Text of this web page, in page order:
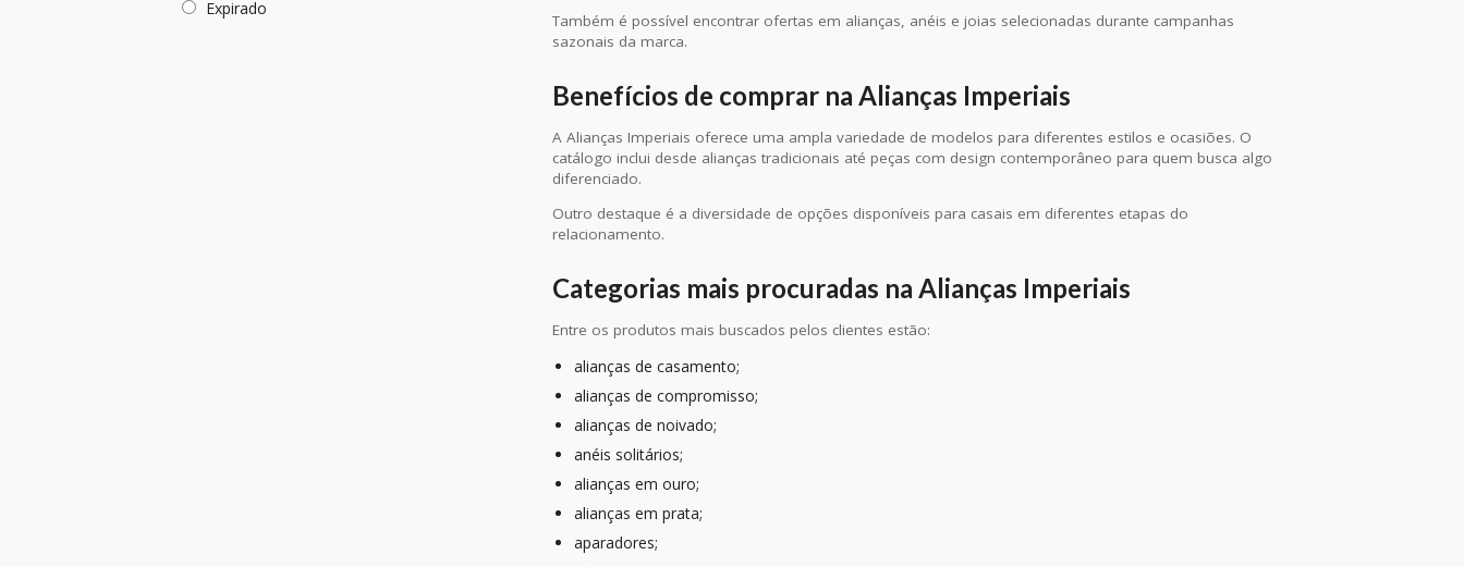
Também é possível encontrar ofertas em alianças, anéis e joias selecionadas durante campanhas
sazonais da marca.
Benefícios de comprar na Alianças Imperiais
A Alianças Imperiais oferece uma ampla variedade de modelos para diferentes estilos e ocasiões. O
catálogo inclui desde alianças tradicionais até peças com design contemporâneo para quem busca algo
diferenciado.
Outro destaque é a diversidade de opções disponíveis para casais em diferentes etapas do
relacionamento.
Categorias mais procuradas na Alianças Imperiais
Entre os produtos mais buscados pelos clientes estão:
alianças de casamento;
alianças de compromisso;
alianças de noivado;
anéis solitários;
alianças em ouro;
alianças em prata;
aparadores;
Expirado